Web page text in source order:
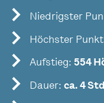
Niedrigster
Höchster
Aufstieg:554
Dauer:ca. 4